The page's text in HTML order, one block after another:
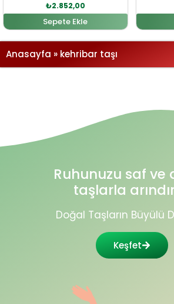
₺2.852,00
Sepete Ekle
Anasayfa » kehribar taşı
Ruhunuzu saf ve
taşlarla
Doğal Taşların Büyülü
Keşfet